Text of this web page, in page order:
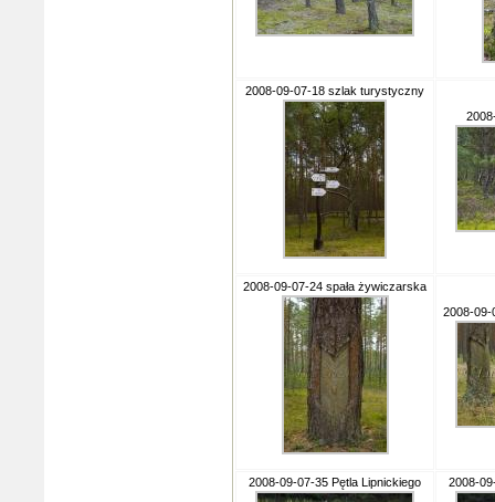
2008-09-07-18 szlak turystyczny
2008-09-07-24 spała żywiczarska
2008-09-
2008-09-07-35 Pętla Lipnickiego 2008-